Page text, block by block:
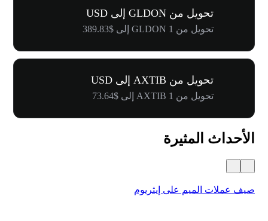
تحويل من GLDON إلى USD
تحويل من 1 GLDON إلى $389.83
تحويل من AXTIB إلى USD
تحويل من 1 AXTIB إلى $73.64
الأحداث المثيرة
صيف عملات الميم على إيثريوم